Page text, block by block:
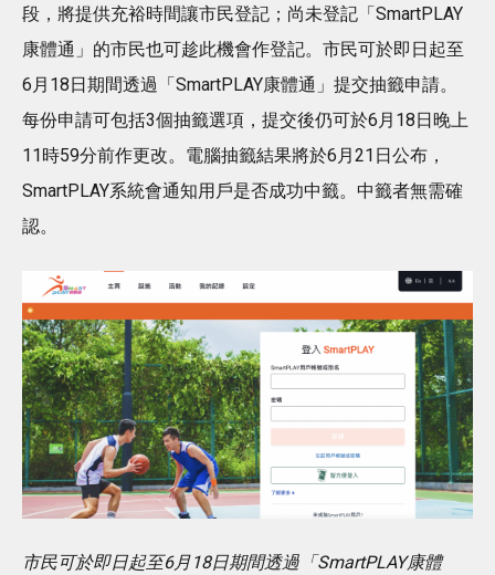
段，將提供充裕時間讓市民登記；尚未登記「SmartPLAY
康體通」的市民也可趁此機會作登記。市民可於即日起至
6月18日期間透過「SmartPLAY康體通」提交抽籤申請。
每份申請可包括3個抽籤選項，提交後仍可於6月18日晚上
11時59分前作更改。電腦抽籤結果將於6月21日公布，
SmartPLAY系統會通知用戶是否成功中籤。中籤者無需確
認。
市民可於即日起至6月18日期間透過「SmartPLAY康體